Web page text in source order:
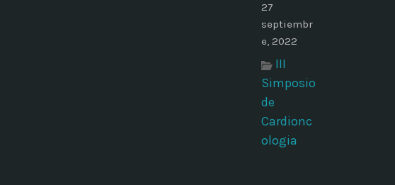
27
septiembr
e, 2022
III
Simposio
de
Cardionc
ologia